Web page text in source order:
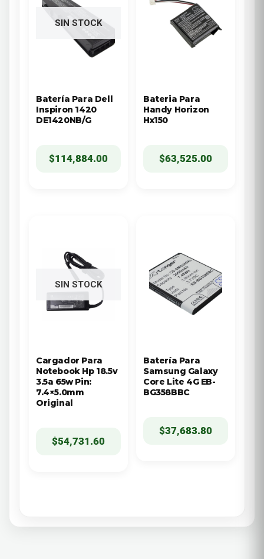
SIN STOCK
Batería Para Dell
Inspiron 1420
DE1420NB/G
$114,884.00
Bateria Para
Handy Horizon
Hx150
$63,525.00
SIN STOCK
Cargador Para
Notebook Hp 18.5v
3.5a 65w Pin:
7.4×5.0mm
Original
$54,731.60
Batería Para
Samsung Galaxy
Core Lite 4G EB-
BG358BBC
$37,683.80